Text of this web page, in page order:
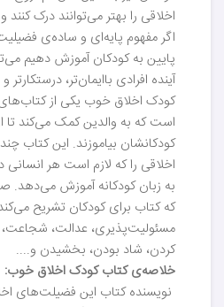
اخلاقی را بهتر می‌توانند درک
اگر مفهوم پایه‌ای و ساده‌ی
پایین به کودکان آموزش دهیم
آینده افرادی باایمان‌تر،
کودک اخلاق خوب یکی از کتاب‌های
است که به والدین کمک می‌کند تا
کودکانشان بیاموزند. این کتاب
اخلاقی را که لازم است هر
به زبان کودکانه آموزش می‌دهد.
که کتاب برای کودکان تشریح می‌کند
مسئولیت‌پذیری، عدالت،
کردن، شاد بودن، بخشیدن و....
خلاصه‌ی کتاب کودک اخلاق خوب:
نویسنده کتاب این فضیلت‌های